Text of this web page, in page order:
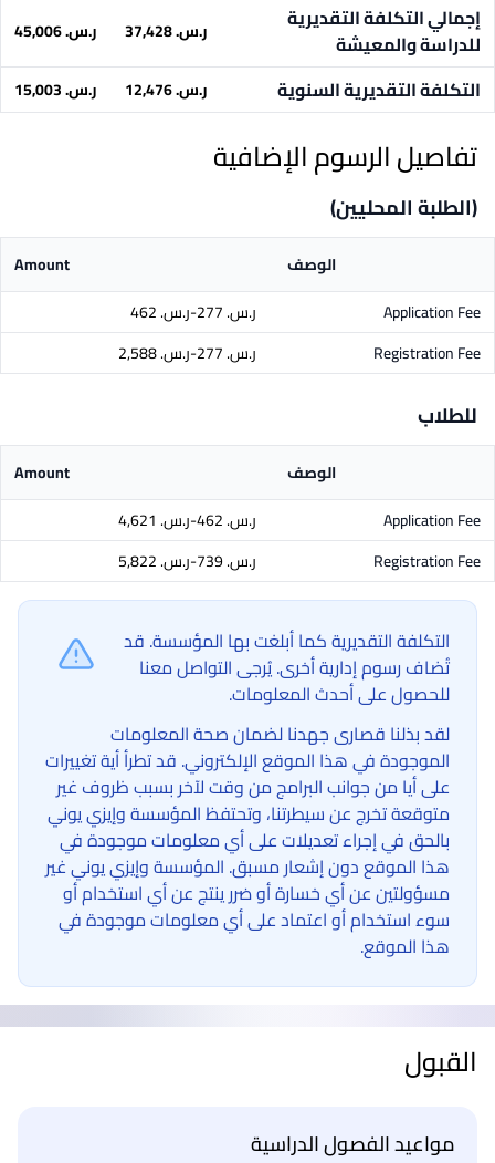
إجمالي التكلفة التقديرية
للدراسة والمعيشة
ر.س.‏ 37,428 ر.س.‏ 45,006
التكلفة التقديرية السنوية ر.س.‏ 12,476 ر.س.‏ 15,003
تفاصيل الرسوم الإضافية
(الطلبة المحليين)
الوصف
Amount
Application Fee
ر.س.‏ 277-ر.س.‏ 462
Registration Fee
ر.س.‏ 277-ر.س.‏ 2,588
للطلاب
الوصف
Amount
Application Fee
ر.س.‏ 462-ر.س.‏ 4,621
Registration Fee
ر.س.‏ 739-ر.س.‏ 5,822
التكلفة التقديرية كما أبلغت بها المؤسسة. قد
تُضاف رسوم إدارية أخرى. يُرجى التواصل معنا
للحصول على أحدث المعلومات.
لقد بذلنا قصارى جهدنا لضمان صحة المعلومات
الموجودة في هذا الموقع الإلكتروني. قد تطرأ أية تغييرات
على أيا من جوانب البرامج من وقت لآخر بسبب ظروف غير
متوقعة تخرج عن سيطرتنا، وتحتفظ المؤسسة وإيزي يوني
بالحق في إجراء تعديلات على أي معلومات موجودة في
هذا الموقع دون إشعار مسبق. المؤسسة وإيزي يوني غير
مسؤولتين عن أي خسارة أو ضرر ينتج عن أي استخدام أو
سوء استخدام أو اعتماد على أي معلومات موجودة في
هذا الموقع.
القبول
مواعيد الفصول الدراسية